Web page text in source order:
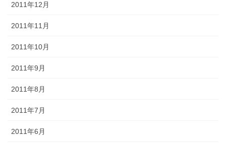
2011年12月
2011年11月
2011年10月
2011年9月
2011年8月
2011年7月
2011年6月